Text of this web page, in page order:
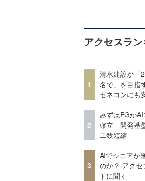
アクセスラ
1
清水建設が「
名で」を目指
ゼネコンにも
2
みずほFGがAI
確立 開発基
工数短縮
3
AIでシニアが
のか？ アクセ
トに聞く